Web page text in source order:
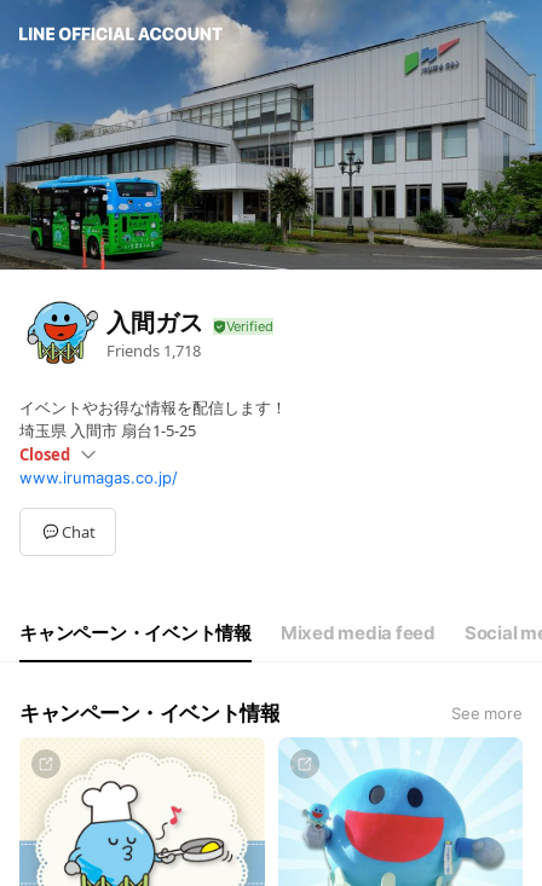
入間ガス
Friends 1,718
イベントやお得な情報を配信します！
埼玉県 入間市 扇台1-5-25
Closed
SunClosed
Mon09:00 - 12:00,13:00 - 17:00
Tue09:00 - 12:00,13:00 - 17:00
Wed09:00 - 12:00,13:00 - 17:00
Sat
Closed
www.irumagas.co.jp/
Chat
キャンペーン・イベント情報 Mixed media feed Social
キャンペーン・イベント情報 See more